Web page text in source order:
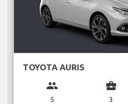
TOYOTA AURIS
group
5
business_center
3